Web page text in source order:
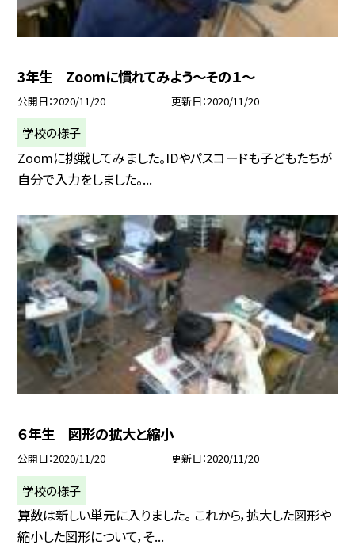
3年生 Zoomに慣れてみよう〜その１〜
公開日 2020/11/20 更新日 2020/11/20
学校の様子
Zoomに挑戦してみました。IDやパスコードも子どもたちが
自分で入力をしました。...
６年生 図形の拡大と縮小
公開日 2020/11/20 更新日 2020/11/20
学校の様子
算数は新しい単元に入りました。 これから，拡大した図形や
縮小した図形について，そ...